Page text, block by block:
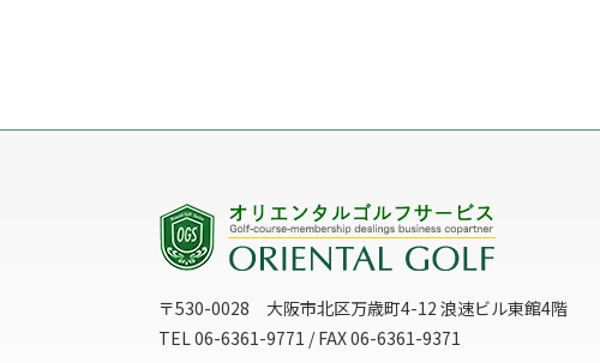
〒530-0028 大阪市北区万歳町4-12 浪速ビル東館4階
TEL 06-6361-9771 / FAX 06-6361-9371